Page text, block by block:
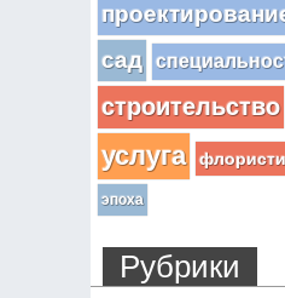
сад
строительство
услуга
эпоха
Рубрики